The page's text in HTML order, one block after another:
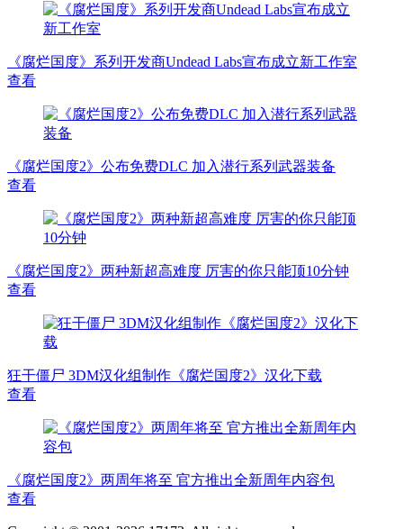
《腐烂国度》系列开发商Undead Labs宣布成立新工作室
查看
《腐烂国度2》公布免费DLC 加入潜行系列武器装备
查看
《腐烂国度2》两种新超高难度 厉害的你只能顶10分钟
查看
狂干僵尸 3DM汉化组制作《腐烂国度2》汉化下载
查看
《腐烂国度2》两周年将至 官方推出全新周年内容包
查看